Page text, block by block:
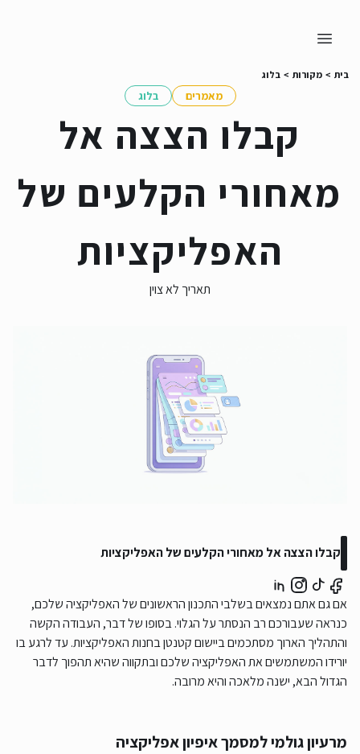
בלוג > מקורות > בית
בלוג מאמרים
קבלו הצצה אל
מאחורי הקלעים של
האפליקציות
תאריך לא צוין
קבלו הצצה אל מאחורי הקלעים של האפליקציות
אם גם אתם נמצאים בשלבי התכנון הראשונים של האפליקציה שלכם,
כנראה שעבורכם רב הנסתר על הגלוי. בסופו של דבר, העבודה הקשה
והתהליך הארוך מסתכמים ביישום קטנטן בחנות האפליקציות. עד לרגע בו
יורידו המשתמשים את האפליקציה שלכם ובתקווה שהיא תהפוך לדבר
הגדול הבא, ישנה מלאכה והיא מרובה.
מרעיון גולמי למסמך איפיון אפליקציה